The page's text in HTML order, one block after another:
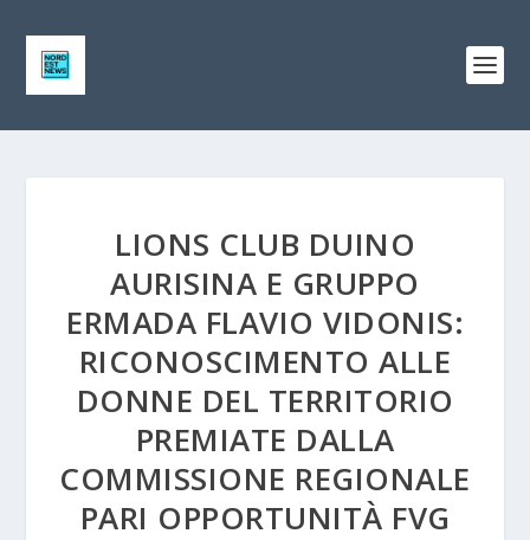
LIONS CLUB DUINO
AURISINA E GRUPPO
ERMADA FLAVIO VIDONIS:
RICONOSCIMENTO ALLE
DONNE DEL TERRITORIO
PREMIATE DALLA
COMMISSIONE REGIONALE
PARI OPPORTUNITÀ FVG